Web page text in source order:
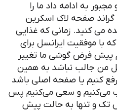
به ادامه داد ما را
گراند صفحه لاک اسکرین
می کنید. زمانی که غذایی
با موفقیت ایرانسل برای
پیش فرض گوشی ما تغییر
من جالب نباشد به همین
رفع کنیم یا صفحه اصلی باشد
می‌کنیم و سعی می‌کنیم پس
تک و تنها به حالت پیش